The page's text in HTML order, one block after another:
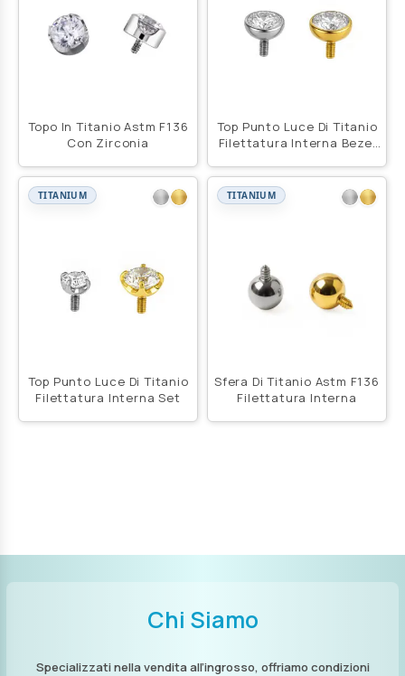
Topo In Titanio Astm F136
Con Zirconia
Top Punto Luce Di Titanio
Filettatura Interna Bezel
TITANIUM
Top Punto Luce Di Titanio
Filettatura Interna Set
TITANIUM
Sfera Di Titanio Astm F136
Filettatura Interna
Chi Siamo
Specializzati nella vendita all’ingrosso, offriamo condizioni